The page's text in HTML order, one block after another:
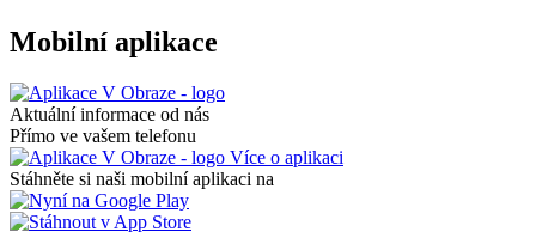
Mobilní aplikace
Aktuální informace od nás
Přímo ve vašem telefonu
Více o aplikaci
Stáhněte si naši mobilní aplikaci na